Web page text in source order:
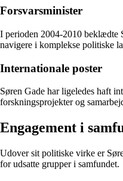
Forsvarsminister
I perioden 2004-2010 beklædte
navigere i komplekse politiske
Internationale poster
Søren Gade har ligeledes haft
forskningsprojekter og
Engagement i
Udover sit politiske virke er
for udsatte grupper i samfundet.